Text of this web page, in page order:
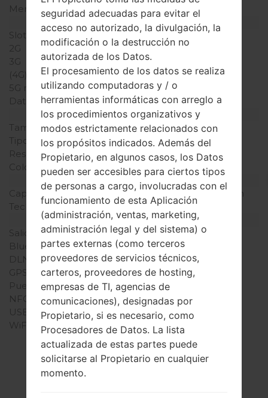
Memoria externa
-
Red y Datos
Slot de tarjeta
1 Micro-SIM
2G
CDMA 800/1900 MHz
3G
-
(4G) LTE
5G network
-
Datos
-
Pantalla
Tamaño de la pantalla
-
Tipo de Pantalla
-
Resolución de Pantalla
-
Colores de pantalla
-
Batería y Teclado
Capacidad de batería
Extraíble Li-Ion 510 mAh
Teclado físico
-
Interfaces
Salida de audio
-
Bluetooth
-
DLNA
No
GPS
A-GPS
Puerto infrarrojo
No
NFC
No
USB
USB 2.0
WiFi
-
seguridad adecuadas para evitar el
acceso no autorizado, la divulgación, la
modificación o la destrucción no
autorizada de los Datos.
El procesamiento de los datos se realiza
utilizando computadoras y / o
herramientas informáticas con arreglo a
los procedimientos organizativos y
modos estrictamente relacionados con
los propósitos indicados. Además del
Propietario, en algunos casos, los Datos
pueden ser accesibles para ciertos tipos
de personas a cargo, involucradas con el
funcionamiento de esta Aplicación
(administración, ventas, marketing,
administración legal y del sistema) o
partes externas (como terceros
proveedores de servicios técnicos,
carteros, proveedores de hosting,
empresas de TI, agencias de
comunicaciones), designadas por
Propietario, si es necesario, como
Procesadores de Datos. La lista
actualizada de estas partes puede
solicitarse al Propietario en cualquier
momento.